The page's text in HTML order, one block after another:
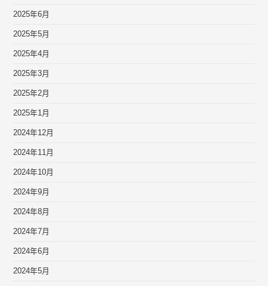
2025年6月
2025年5月
2025年4月
2025年3月
2025年2月
2025年1月
2024年12月
2024年11月
2024年10月
2024年9月
2024年8月
2024年7月
2024年6月
2024年5月